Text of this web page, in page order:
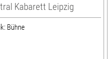
Kabarett Leipzig
Bühne